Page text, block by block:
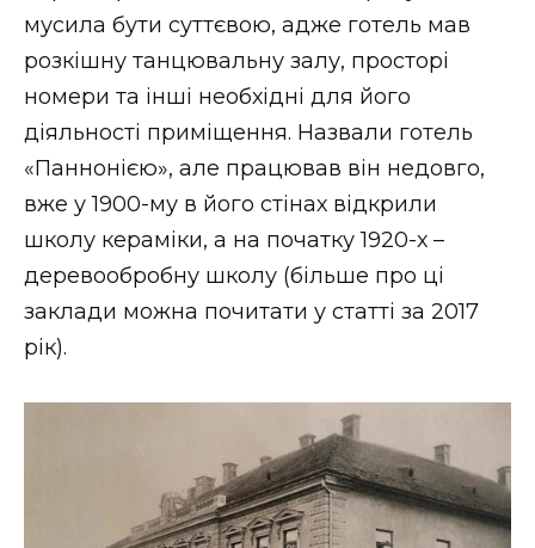
мусила бути суттєвою, адже готель мав
розкішну танцювальну залу, просторі
номери та інші необхідні для його
діяльності приміщення. Назвали готель
«Паннонією», але працював він недовго,
вже у 1900-му в його стінах відкрили
школу кераміки, а на початку 1920-х –
деревообробну школу (більше про ці
заклади можна почитати у статті за 2017
рік).